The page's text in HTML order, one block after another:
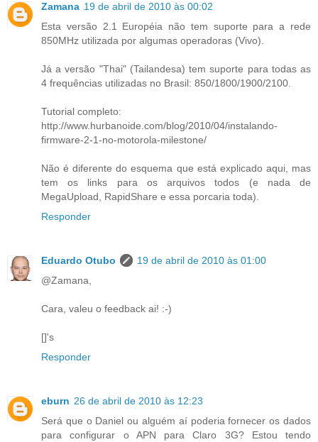
Zamana 19 de abril de 2010 às 00:02
Esta versão 2.1 Européia não tem suporte para a rede
850MHz utilizada por algumas operadoras (Vivo).
Já a versão "Thai" (Tailandesa) tem suporte para todas as
4 frequências utilizadas no Brasil: 850/1800/1900/2100.
Tutorial completo:
http://www.hurbanoide.com/blog/2010/04/instalando-
firmware-2-1-no-motorola-milestone/
Não é diferente do esquema que está explicado aqui, mas
tem os links para os arquivos todos (e nada de
MegaUpload, RapidShare e essa porcaria toda).
Responder
Eduardo Otubo
19 de abril de 2010 às 01:00
@Zamana,
Cara, valeu o feedback ai! :-)
[]'s
Responder
eburn 26 de abril de 2010 às 12:23
Será que o Daniel ou alguém aí poderia fornecer os dados
para configurar o APN para Claro 3G? Estou tendo